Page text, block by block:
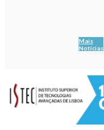
Mais
Notícias